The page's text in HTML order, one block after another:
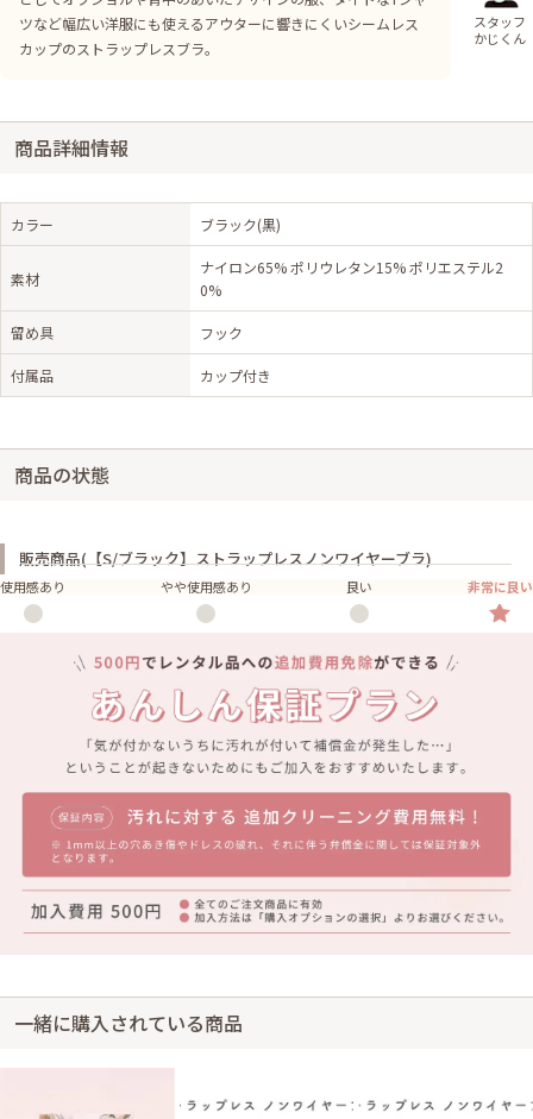
ツなど幅広い洋服にも使えるアウターに響きにくいシームレス
カップのストラップレスブラ。
スタッフ
かじくん
商品詳細情報
カラー ブラック(黒)
素材
ナイロン65% ポリウレタン15% ポリエステル2
0%
留め具 フック
付属品 カップ付き
商品の状態
販売商品(【S/ブラック】ストラップレスノンワイヤーブラ)
使用感あり やや使用感あり 良い 非常に良い
一緒に購入されている商品